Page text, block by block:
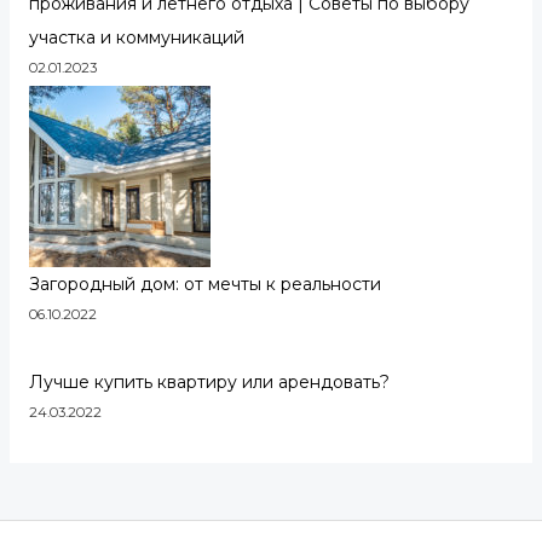
участка и коммуникаций
02.01.2023
Загородный дом: от мечты к реальности
06.10.2022
Лучше купить квартиру или арендовать?
24.03.2022